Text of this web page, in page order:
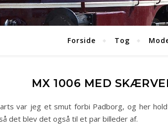
Forside Tog
MX 1006 MED
var jeg et smut forbi Padborg, og her
det blev det også til et par billeder af.